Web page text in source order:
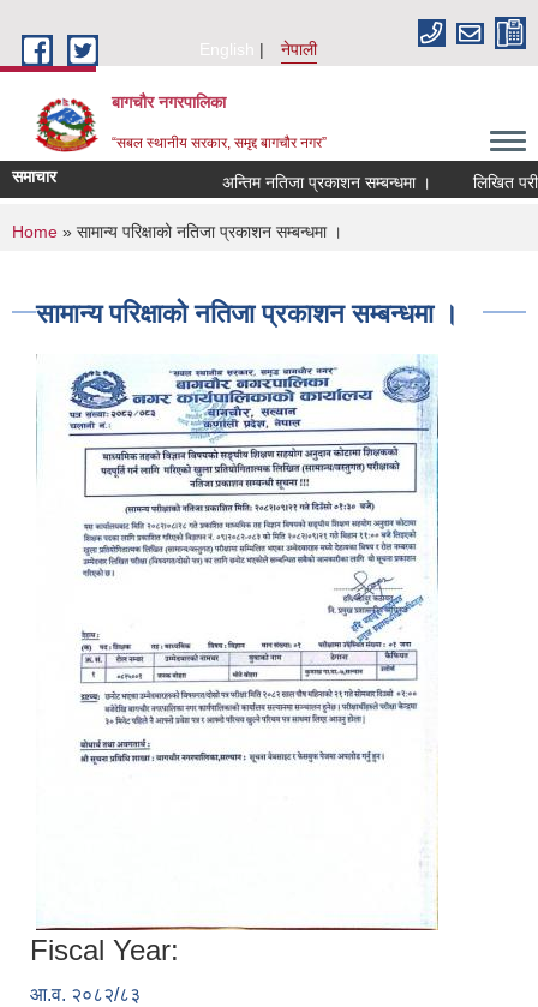
English
नेपाली
बागचौर नगरपालिका
“सबल स्थानीय सरकार, समृद्द बागचौर नगर”
समाचार अन्तिम नतिजा प्रकाशन सम्बन्धमा । लिखित
You are here
Home » सामान्य परिक्षाको नतिजा प्रकाशन सम्बन्धमा ।
सामान्य परिक्षाको नतिजा प्रकाशन सम्बन्धमा ।
Fiscal Year:
आ.व. २०८२/८३